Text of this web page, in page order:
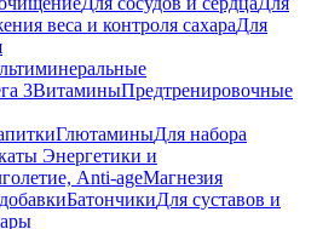
веса и контроля сахараДля
3ВитаминыПредтренировочные
ГлютаминыДля набора
Энергетики и
Anti-ageМагнезия
БатончикиДля суставов и